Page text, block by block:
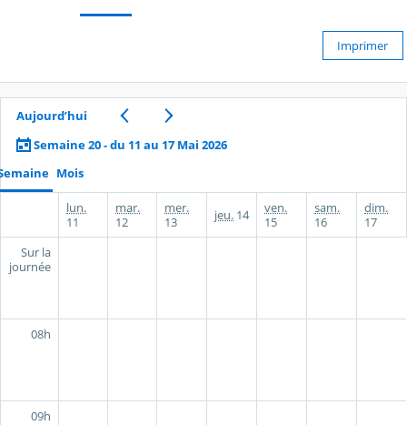
Imprimer
Aujourd’hui
Semaine 20 - du 11 au 17 Mai 2026
Mois
lun.
11
mar.
12
mer.
13
jeu. 14
ven.
15
sam.
16
dim.
17
Sur la
journée
08h
09h